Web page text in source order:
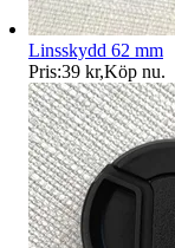
Linsskydd 62 mm
Pris:39 kr,Köp nu.